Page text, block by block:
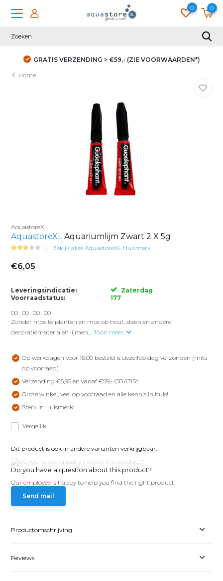
0 0
DUIZENDEN KLANTEN GINGEN JE VOOR
Home
AquastoreXL
AquastoreXLAquariumlijm Zwart 2 X 5g
Bekijk alles AquastoreXL Huismerk
€6,05
Leveringsindicatie:
Zaterdag
Voorraadstatus:
177
00 :00 :00 :00
Zonder moeite planten en mos op hout, steen en andere
decoratiematerialen lijmen....Toon meer
Op werkdagen voor 16:00 besteld is dezelfde dag verzonden (mits
op voorraad)
Verzending €5,95 en vanaf €59,- GRATIS*
Grote winkel, veel op voorraad en alle kennis in huis!
Sterk in Huismerk!
Vergelijk
Dit product is ook in andere varianten verkrijgbaar::
Do you have a question about this product?
Our employee is happy to help you find the right product
Send mail
Productomschrijving
Reviews